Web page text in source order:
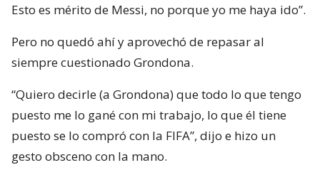
Esto es mérito de Messi, no porque yo me haya ido”.
Pero no quedó ahí y aprovechó de repasar al
siempre cuestionado Grondona.
“Quiero decirle (a Grondona) que todo lo que tengo
puesto me lo gané con mi trabajo, lo que él tiene
puesto se lo compró con la FIFA”, dijo e hizo un
gesto obsceno con la mano.